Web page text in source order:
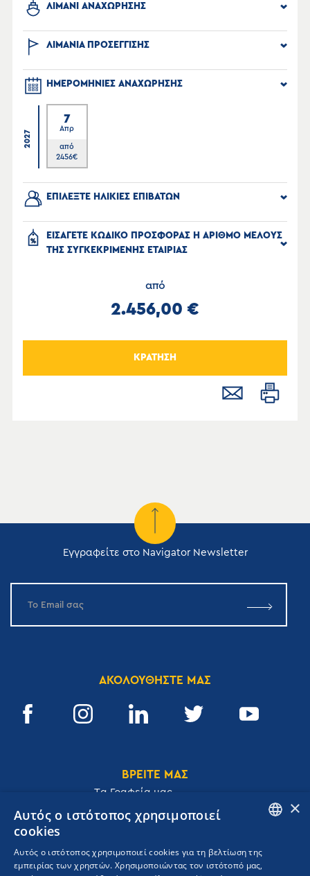
ΛΙΜΑΝΙ ΑΝΑΧΩΡΗΣΗΣ
ΛΙΜΑΝΙΑ ΠΡΟΣΕΓΓΙΣΗΣ
ΗΜΕΡΟΜΗΝΙΕΣ ΑΝΑΧΩΡΗΣΗΣ
2027
7
Απρ
από
2456€
ΕΠΙΛΕΞΤΕ ΗΛΙΚΙΕΣ ΕΠΙΒΑΤΩΝ
ΕΙΣΑΓΕΤΕ ΚΩΔΙΚΟ ΠΡΟΣΦΟΡΑΣ Η ΑΡΙΘΜΟ ΜΕΛΟΥΣ
ΤΗΣ ΣΥΓΚΕΚΡΙΜΕΝΗΣ ΕΤΑΙΡΙΑΣ
από
2.456,00 €
ΚΡΑΤΗΣΗ
Εγγραφείτε στο Navigator Newsletter
ΑΚΟΛΟΥΘΗΣΤΕ ΜΑΣ
ΒΡΕΙΤΕ ΜΑΣ
Tα Γραφεία μας
Ακαδημίας 32, 106 72, Αθήνα, Ελλάδα
T. +30 210 3609801 GREEK
×
Αυτός ο ιστότοπος χρησιμοποιεί
cookies
Αυτός ο ιστότοπος χρησιμοποιεί cookies για τη βελτίωση της
εμπειρίας των χρηστών. Χρησιμοποιώντας τον ιστότοπό μας,